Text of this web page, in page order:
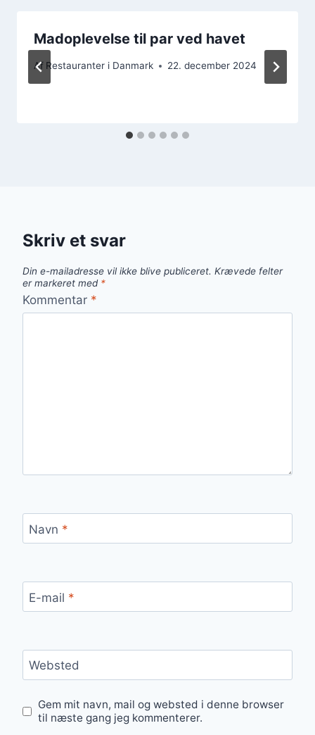
Madoplevelse til par ved havet
Af Restauranter i Danmark 22. december 2024
Skriv et svar
Din e-mailadresse vil ikke blive publiceret. Krævede felter
er markeret med *
Kommentar *
Navn *
E-mail *
Websted
Gem mit navn, mail og websted i denne browser
til næste gang jeg kommenterer.